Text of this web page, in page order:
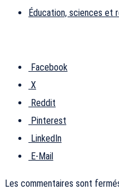
Éducation, sciences et
Facebook
X
Reddit
Pinterest
LinkedIn
E-Mail
Les commentaires sont